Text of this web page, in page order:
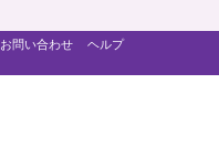
お問い合わせ
ヘルプ